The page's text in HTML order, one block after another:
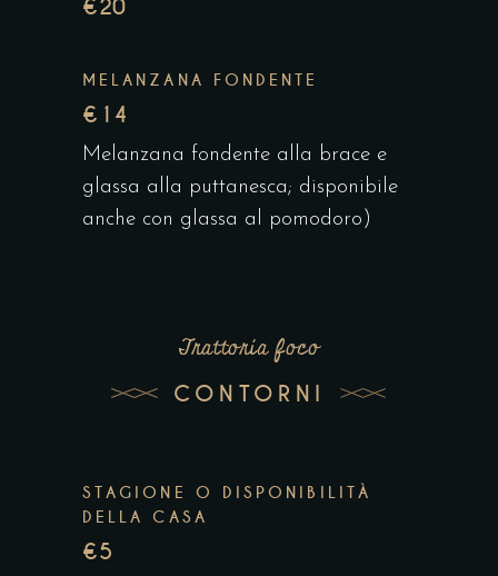
€20
MELANZANA FONDENTE
€14
Melanzana fondente alla brace e
glassa alla puttanesca; disponibile
anche con glassa al pomodoro)
Trattoria foco
CONTORNI
STAGIONE O DISPONIBILITÀ
DELLA CASA
€5